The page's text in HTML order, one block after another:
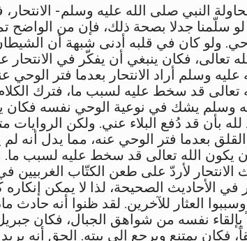
النبي صلى الله عليه وسلم- الانتحار،
لو سلّمنا جدلا بصحة ذلك، فإن من الواضح
ولو كان في قلبه أدنى شبهة أن
تعالى، فكان ينبغي أن يفكّر في
عليه وسلم أراد الانتحار بعدما فتر الوحي
قد سخط عليه لسبب ما، فترك
وسلم يشك في نوعية الوحي نفسه فكان
بأن قد دُفع البلاء عني. ولكن
بعدما فتر الوحي عنه، مما يدل
يكون الله تعالى قد سخط عليه لسبب ما.
الانتحار لأردّ على طعن الكتّاب الغربيين
الأحاديث الصحيحة، لذا لا يمكن
العثار للآخرين. لقد ظنوا أنه
بإلقاء نفسه من شواهق الجبال، فكان
فكان يمتنع ويرجع إلى بيته. الحق أنه